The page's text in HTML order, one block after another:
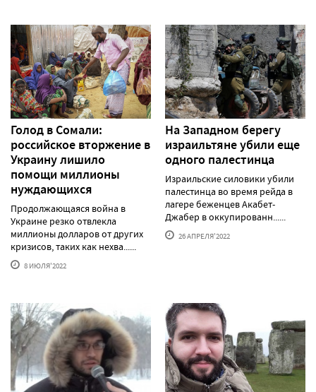
Голод в Сомали:
российское вторжение в
Украину лишило
помощи миллионы
нуждающихся
Продолжающаяся война в
Украине резко отвлекла
миллионы долларов от других
кризисов, таких как нехва......
8 ИЮЛЯ'2022
На Западном берегу
израильтяне убили еще
одного палестинца
Израильские силовики убили
палестинца во время рейда в
лагере беженцев Акабет-
Джабер в оккупированн......
26 АПРЕЛЯ'2022